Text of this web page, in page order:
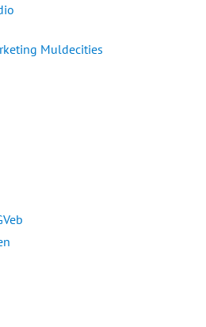
Muldecities